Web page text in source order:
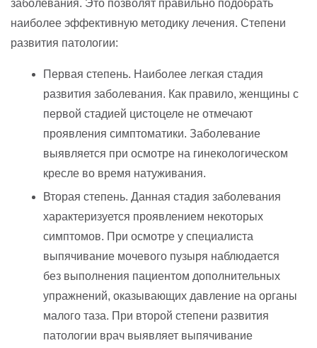
заболевания. Это позволят правильно подобрать
наиболее эффективную методику лечения. Степени
развития патологии:
Первая степень. Наиболее легкая стадия
развития заболевания. Как правило, женщины с
первой стадией цистоцеле не отмечают
проявления симптоматики. Заболевание
выявляется при осмотре на гинекологическом
кресле во время натуживания.
Вторая степень. Данная стадия заболевания
характеризуется проявлением некоторых
симптомов. При осмотре у специалиста
выпячивание мочевого пузыря наблюдается
без выполнения пациентом дополнительных
упражнений, оказывающих давление на органы
малого таза. При второй степени развития
патологии врач выявляет выпячивание